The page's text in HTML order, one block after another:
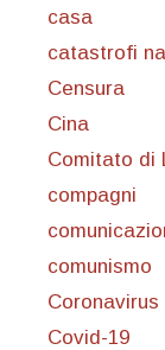
casa
catastrofi
Censura
Cina
Comitato di
compagni
comunismo
Coronavirus
Covid-19